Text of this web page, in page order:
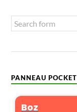
PANNEAU POCKET